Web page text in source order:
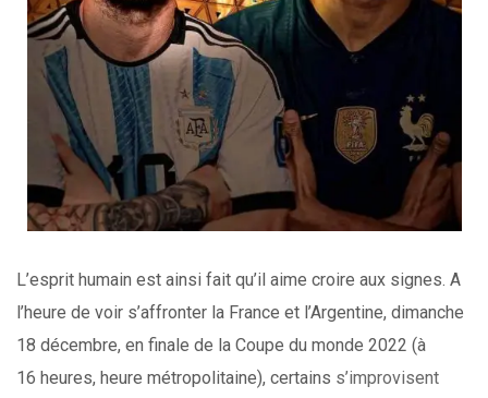
L’esprit humain est ainsi fait qu’il aime croire aux signes. A
l’heure de voir s’affronter la France et l’Argentine, dimanche
18 décembre, en finale de la Coupe du monde 2022 (à
16 heures, heure métropolitaine), certains s’improvisent